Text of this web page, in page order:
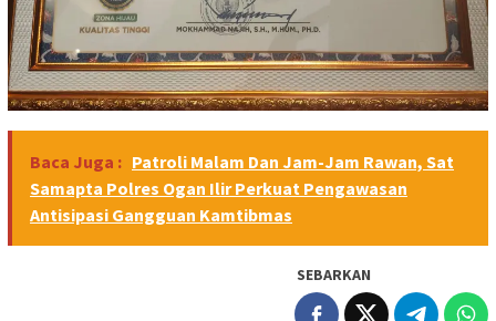
Baca Juga : Patroli Malam Dan Jam-Jam Rawan, Sat
Samapta Polres Ogan Ilir Perkuat Pengawasan
Antisipasi Gangguan Kamtibmas
SEBARKAN